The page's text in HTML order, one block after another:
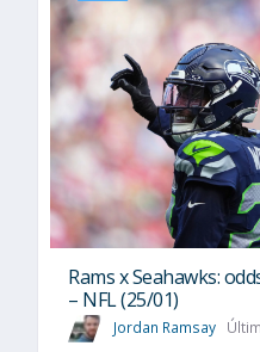
Rams x Seahawks:
– NFL (25/01)
Jordan Ramsay